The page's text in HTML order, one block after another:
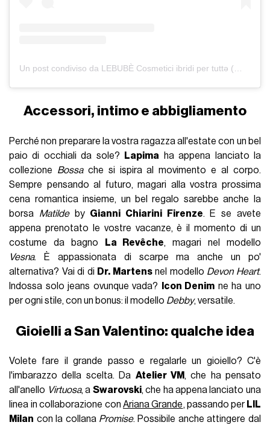
Accessori, intimo e abbigliamento
Perché non preparare la vostra ragazza all'estate con un bel
paio di occhiali da sole?
Lapima ha appena lanciato la
collezione Bossache si ispira al movimento e al corpo.
Sempre pensando al futuro, magari alla vostra prossima
cena romantica insieme, un bel regalo sarebbe anche la
borsa Matildeby Gianni Chiarini Firenze. E se avete
appena prenotato le vostre vacanze, è il momento di un
costume da bagno
La Revêche, magari nel modello
Vesna. È appassionata di scarpe ma anche un po'
alternativa? Vai di di Dr. Martensnel modello Devon Heart.
Indossa solo jeans ovunque vada?
Icon Denim ne ha uno
per ogni stile, con un bonus: il modello Debby, versatile.
Gioielli a San Valentino: qualche idea
Volete fare il grande passo e regalarle un gioiello? C'è
l'imbarazzo della scelta. Da Atelier VM, che ha pensato
all'anello Virtuosa, a Swarovski, che ha appena lanciato una
linea in collaborazione con Ariana Grande, passando perLIL
Milan con la collana Promise. Possibile anche attingere dal